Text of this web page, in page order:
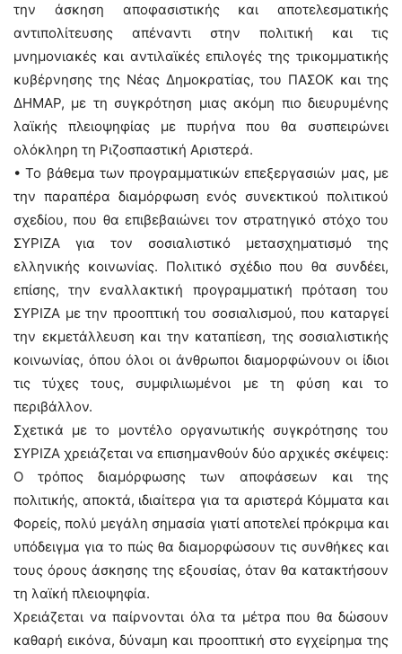
την άσκηση αποφασιστικής και αποτελεσματικής
αντιπολίτευσης απέναντι στην πολιτική και τις
μνημονιακές και αντιλαϊκές επιλογές της τρικομματικής
κυβέρνησης της Νέας Δημοκρατίας, του ΠΑΣΟΚ και της
ΔΗΜΑΡ, με τη συγκρότηση μιας ακόμη πιο διευρυμένης
λαϊκής πλειοψηφίας με πυρήνα που θα συσπειρώνει
ολόκληρη τη Ριζοσπαστική Αριστερά.
• Το βάθεμα των προγραμματικών επεξεργασιών μας, με
την παραπέρα διαμόρφωση ενός συνεκτικού πολιτικού
σχεδίου, που θα επιβεβαιώνει τον στρατηγικό στόχο του
ΣΥΡΙΖΑ για τον σοσιαλιστικό μετασχηματισμό της
ελληνικής κοινωνίας. Πολιτικό σχέδιο που θα συνδέει,
επίσης, την εναλλακτική προγραμματική πρόταση του
ΣΥΡΙΖΑ με την προοπτική του σοσιαλισμού, που καταργεί
την εκμετάλλευση και την καταπίεση, της σοσιαλιστικής
κοινωνίας, όπου όλοι οι άνθρωποι διαμορφώνουν οι ίδιοι
τις τύχες τους, συμφιλιωμένοι με τη φύση και το
περιβάλλον.
Σχετικά με το μοντέλο οργανωτικής συγκρότησης του
ΣΥΡΙΖΑ χρειάζεται να επισημανθούν δύο αρχικές σκέψεις:
Ο τρόπος διαμόρφωσης των αποφάσεων και της
πολιτικής, αποκτά, ιδιαίτερα για τα αριστερά Κόμματα και
Φορείς, πολύ μεγάλη σημασία γιατί αποτελεί πρόκριμα και
υπόδειγμα για το πώς θα διαμορφώσουν τις συνθήκες και
τους όρους άσκησης της εξουσίας, όταν θα κατακτήσουν
τη λαϊκή πλειοψηφία.
Χρειάζεται να παίρνονται όλα τα μέτρα που θα δώσουν
καθαρή εικόνα, δύναμη και προοπτική στο εγχείρημα της